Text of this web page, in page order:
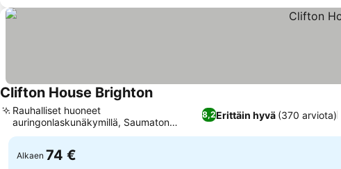
Clifton House Brighton
8,2Erittäin hyvä (370 arviota)
Rauhalliset huoneet
auringonlaskunäkymillä, Saumaton
itsepalvelusisäänkirjautuminen
Alkaen 74 €